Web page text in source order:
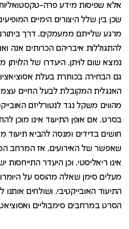
אלא שפיסות מידע פרה-
שכן בין שלל היצורים הימיים
מרגע שלייתם ממעמקים, דרך
להתגוללות איבריהם הכרותים אנה
נמצא שום לויתן. היעדרו של
גם הבחירה בכותרת בעלת
האנגלית המקובלת לבעל החיים
מהווים משקל נגד לנטורליזם
בסרט. אם אופן התיעוד אינו מוכן
חושים בדידים ומנסה להביא תיעוד
שאפשר של האירועים, אז המרחב
אינו ריאליסטי, וכן היעדר
מעלים סימן שאלה מהוסס על
התיעוד האובייקטיבי, ושולחים
הסרט במרחבים סימבוליים